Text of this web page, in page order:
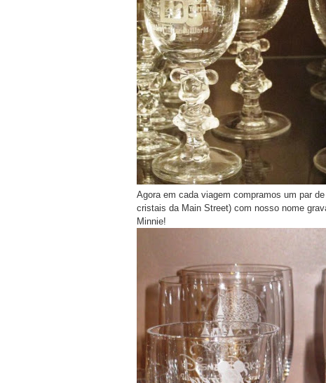
Agora em cada viagem compramos um par
cristais da Main Street) com nosso nome
Minnie!